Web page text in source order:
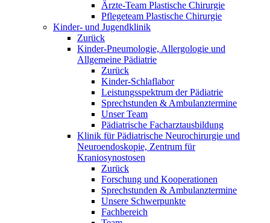
Ärzte-Team Plastische Chirurgie
Pflegeteam Plastische Chirurgie
Kinder- und Jugendklinik
Zurück
Kinder-Pneumologie, Allergologie und
Allgemeine Pädiatrie
Zurück
Kinder-Schlaflabor
Leistungsspektrum der Pädiatrie
Sprechstunden & Ambulanztermine
Unser Team
Pädiatrische Facharztausbildung
Klinik für Pädiatrische Neurochirurgie und
Neuroendoskopie, Zentrum für
Kraniosynostosen
Zurück
Forschung und Kooperationen
Sprechstunden & Ambulanztermine
Unsere Schwerpunkte
Fachbereich